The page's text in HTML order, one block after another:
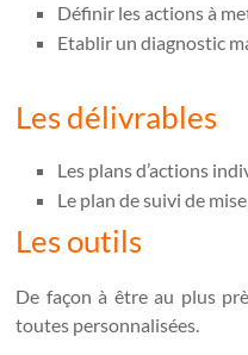
Définir les actions à
Etablir un diagnostic
Les délivrables
Les plans d’actions
Le plan de suivi de
Les outils
De façon à être au plus
toutes personnalisées.